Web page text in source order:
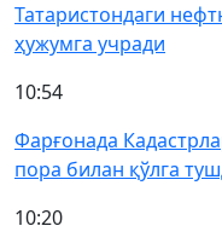
Татаристондаги
ҳужумга учради
10:54
Фарғонада
пора билан қўлга
10:20